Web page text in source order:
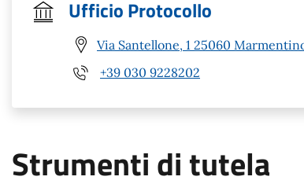
Ufficio Protocollo
Via Santellone, 1 25060
+39 030 9228202
Strumenti di tutela